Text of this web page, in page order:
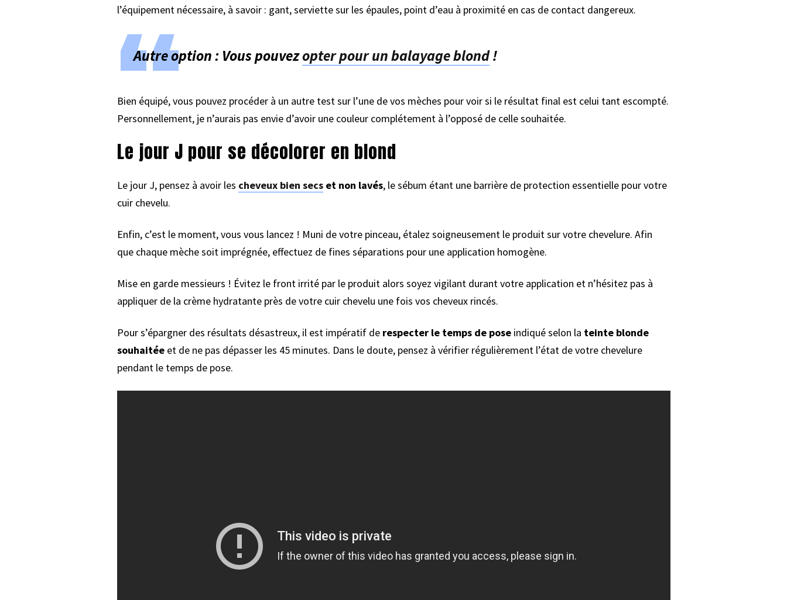
l’équipement nécessaire, à savoir : gant, serviette sur les épaules, point d’eau à proximité en cas de contact dangereux.
Autre option : Vous pouvezopter pour un balayage blond!
Bien équipé, vous pouvez procéder à un autre test sur l’une de vos mèches pour voir si le résultat final est celui tant escompté.
Personnellement, je n’aurais pas envie d’avoir une couleur complétement à l’opposé de celle souhaitée.
Le jour J pour se décolorer en blond
Le jour J, pensez à avoir les cheveux bien secset non lavés, le sébum étant une barrière de protection essentielle pour votre
cuir chevelu.
Enfin, c’est le moment, vous vous lancez ! Muni de votre pinceau, étalez soigneusement le produit sur votre chevelure. Afin
que chaque mèche soit imprégnée, effectuez de fines séparations pour une application homogène.
Mise en garde messieurs ! Évitez le front irrité par le produit alors soyez vigilant durant votre application et n’hésitez pas à
appliquer de la crème hydratante près de votre cuir chevelu une fois vos cheveux rincés.
Pour s’épargner des résultats désastreux, il est impératif de respecter le temps de poseindiqué selon la teinte blonde
souhaitéeet de ne pas dépasser les 45 minutes. Dans le doute, pensez à vérifier régulièrement l’état de votre chevelure
pendant le temps de pose.